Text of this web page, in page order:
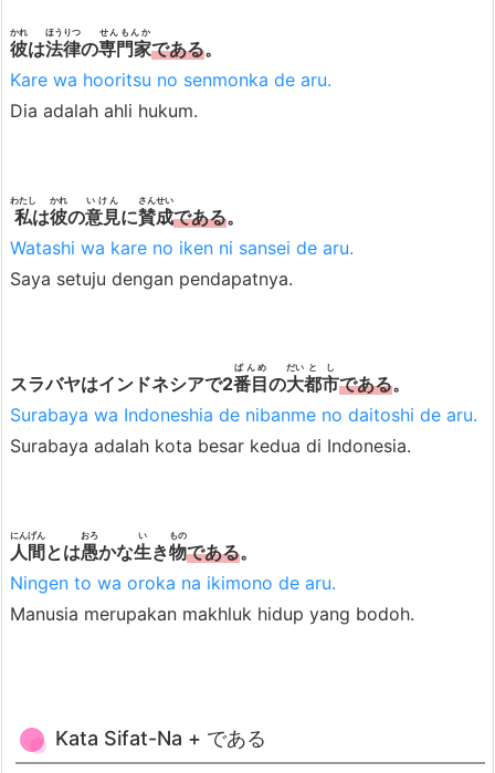
常
体
(b
e
u
k
h
u
e
n
t
i
彼
かれ
は法律
ほうりつ
の専門家
せんもんか
である。
Kare wa hooritsu no senmonka de aru.
Dia adalah ahli hukum.
私
わたし
は彼
かれ
の意見
いけん
に賛成
さんせい
である。
Watashi wa kare no iken ni sansei de aru.
Saya setuju dengan pendapatnya.
スラバヤはインドネシアで2番目
ばんめ
の大
だい
都市
とし
である。
Surabaya wa Indoneshia de nibanme no daitoshi de aru.
Surabaya adalah kota besar kedua di Indonesia.
人間
にんげん
とは愚
おろ
かな生
い
き物
もの
である。
Ningen to wa oroka na ikimono de aru.
Manusia merupakan makhluk hidup yang bodoh.
Kata Sifat-Na + である